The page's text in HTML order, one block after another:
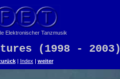
Elektronischer Tanzmusik
(1998 - 2003)
| Index | weiter